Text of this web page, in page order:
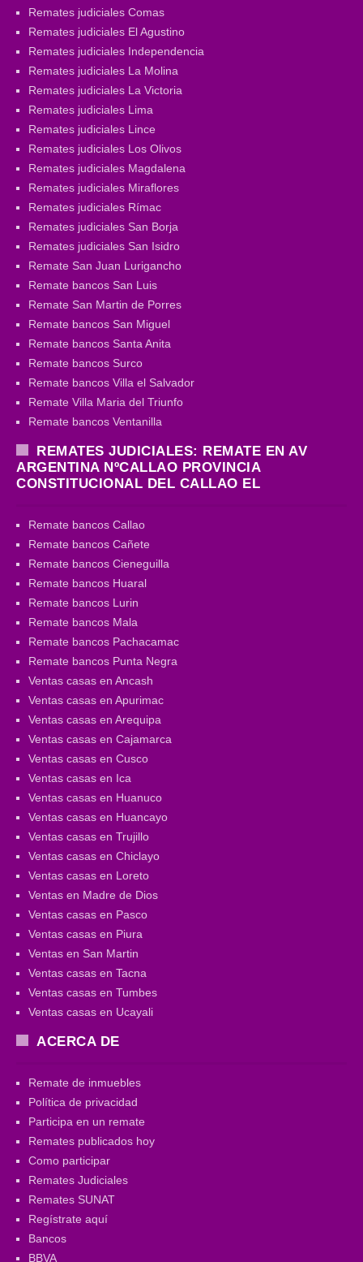
Remates judiciales Comas
Remates judiciales El Agustino
Remates judiciales Independencia
Remates judiciales La Molina
Remates judiciales La Victoria
Remates judiciales Lima
Remates judiciales Lince
Remates judiciales Los Olivos
Remates judiciales Magdalena
Remates judiciales Miraflores
Remates judiciales Rímac
Remates judiciales San Borja
Remates judiciales San Isidro
Remate San Juan Lurigancho
Remate bancos San Luis
Remate San Martin de Porres
Remate bancos San Miguel
Remate bancos Santa Anita
Remate bancos Surco
Remate bancos Villa el Salvador
Remate Villa Maria del Triunfo
Remate bancos Ventanilla
REMATES JUDICIALES: REMATE EN AV
ARGENTINA NºCALLAO PROVINCIA
CONSTITUCIONAL DEL CALLAO EL
Remate bancos Callao
Remate bancos Cañete
Remate bancos Cieneguilla
Remate bancos Huaral
Remate bancos Lurin
Remate bancos Mala
Remate bancos Pachacamac
Remate bancos Punta Negra
Ventas casas en Ancash
Ventas casas en Apurimac
Ventas casas en Arequipa
Ventas casas en Cajamarca
Ventas casas en Cusco
Ventas casas en Ica
Ventas casas en Huanuco
Ventas casas en Huancayo
Ventas casas en Trujillo
Ventas casas en Chiclayo
Ventas casas en Loreto
Ventas en Madre de Dios
Ventas casas en Pasco
Ventas casas en Piura
Ventas en San Martin
Ventas casas en Tacna
Ventas casas en Tumbes
Ventas casas en Ucayali
ACERCA DE
Remate de inmuebles
Política de privacidad
Participa en un remate
Remates publicados hoy
Como participar
Remates Judiciales
Remates SUNAT
Regístrate aquí
Bancos
BBVA